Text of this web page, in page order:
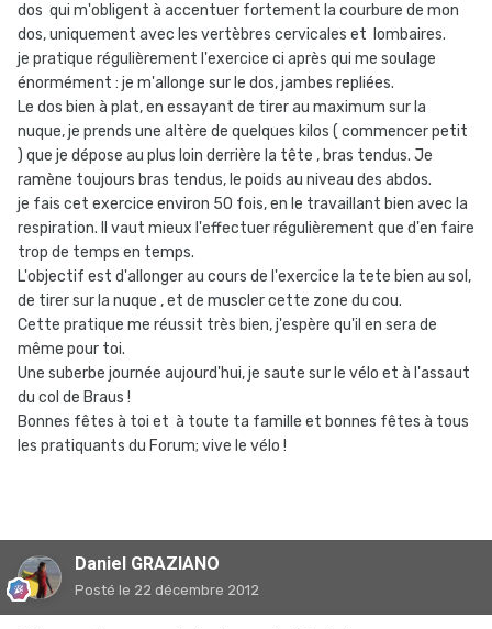
dos qui m'obligent à accentuer fortement la courbure de mon
dos, uniquement avec les vertèbres cervicales et lombaires.
je pratique régulièrement l'exercice ci après qui me soulage
énormément : je m'allonge sur le dos, jambes repliées.
Le dos bien à plat, en essayant de tirer au maximum sur la
nuque, je prends une altère de quelques kilos ( commencer petit
) que je dépose au plus loin derrière la tête , bras tendus. Je
ramène toujours bras tendus, le poids au niveau des abdos.
je fais cet exercice environ 50 fois, en le travaillant bien avec la
respiration. Il vaut mieux l'effectuer régulièrement que d'en faire
trop de temps en temps.
L'objectif est d'allonger au cours de l'exercice la tete bien au sol,
de tirer sur la nuque , et de muscler cette zone du cou.
Cette pratique me réussit très bien, j'espère qu'il en sera de
même pour toi.
Une suberbe journée aujourd'hui, je saute sur le vélo et à l'assaut
du col de Braus !
Bonnes fêtes à toi et à toute ta famille et bonnes fêtes à tous
les pratiquants du Forum; vive le vélo !
Daniel GRAZIANO
Posté le 22 décembre 2012